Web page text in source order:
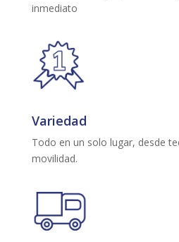
inmediato
Variedad
Todo en un solo lugar, desde
movilidad.